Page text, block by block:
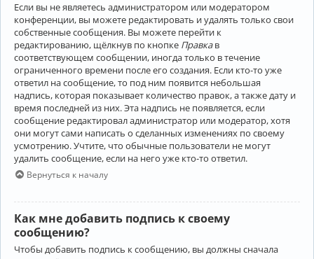
Если вы не являетесь администратором или модератором
конференции, вы можете редактировать и удалять только свои
собственные сообщения. Вы можете перейти к
редактированию, щёлкнув по кнопке Правкав
соответствующем сообщении, иногда только в течение
ограниченного времени после его создания. Если кто-то уже
ответил на сообщение, то под ним появится небольшая
надпись, которая показывает количество правок, а также дату и
время последней из них. Эта надпись не появляется, если
сообщение редактировал администратор или модератор, хотя
они могут сами написать о сделанных изменениях по своему
усмотрению. Учтите, что обычные пользователи не могут
удалить сообщение, если на него уже кто-то ответил.
Вернуться к началу
Как мне добавить подпись к своему
сообщению?
Чтобы добавить подпись к сообщению, вы должны сначала